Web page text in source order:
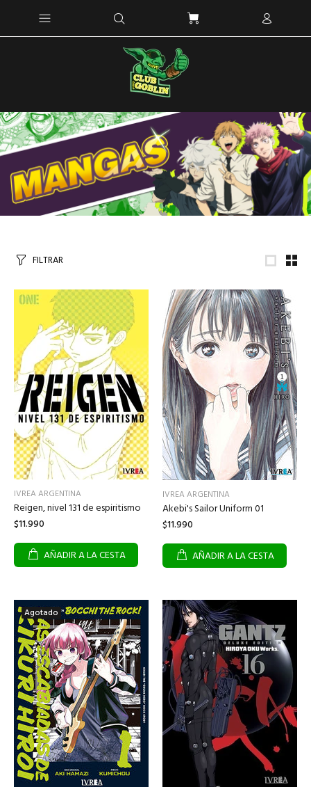
FILTRAR
IVREA ARGENTINA
Reigen, nivel 131 de espiritismo
$11.990
AÑADIR A LA CESTA
IVREA ARGENTINA
Akebi's Sailor Uniform 01
$11.990
AÑADIR A LA CESTA
Agotado